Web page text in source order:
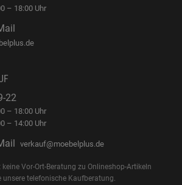
– 18:00 Uhr
22
– 18:00 Uhr
– 14:00 Uhr
verkauf@moebelplus.de
Vor-Ort-Beratung zu Onlineshop-Artikeln
unsere telefonische Kaufberatung.